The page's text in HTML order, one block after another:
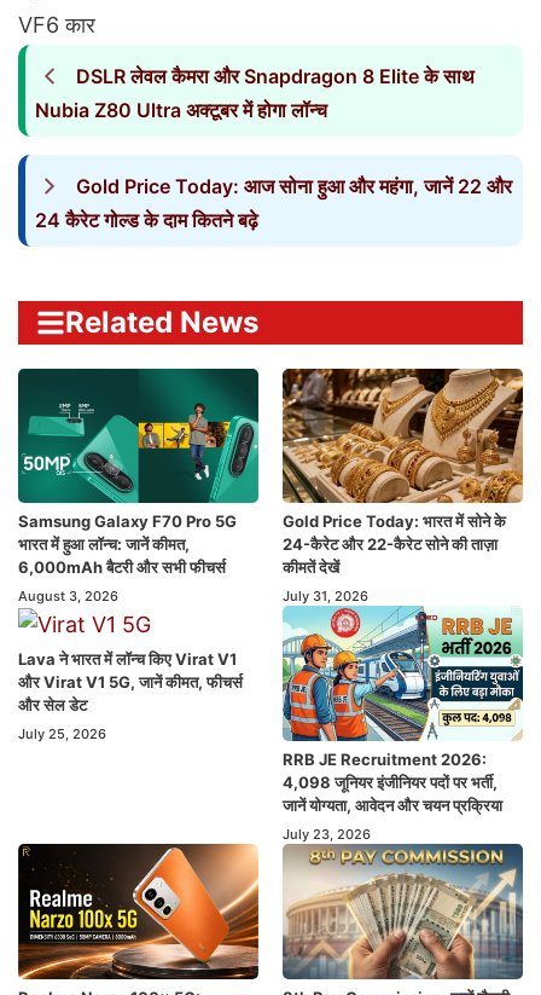
VF6 कार
DSLR लेवल कैमरा और Snapdragon 8 Elite के साथ
Nubia Z80 Ultra अक्टूबर में होगा लॉन्च
Gold Price Today: आज सोना हुआ और महंगा, जानें 22 और
24 कैरेट गोल्ड के दाम कितने बढ़े
Related News
Samsung Galaxy F70 Pro 5G
भारत में हुआ लॉन्च: जानें कीमत,
6,000mAh बैटरी और सभी फीचर्स
August 3, 2026
Gold Price Today: भारत में सोने के
24-कैरेट और 22-कैरेट सोने की ताज़ा
कीमतें देखें
July 31, 2026
Lava ने भारत में लॉन्च किए Virat V1
और Virat V1 5G, जानें कीमत, फीचर्स
और सेल डेट
July 25, 2026
RRB JE Recruitment 2026:
4,098 जूनियर इंजीनियर पदों पर भर्ती,
जानें योग्यता, आवेदन और चयन प्रक्रिया
July 23, 2026